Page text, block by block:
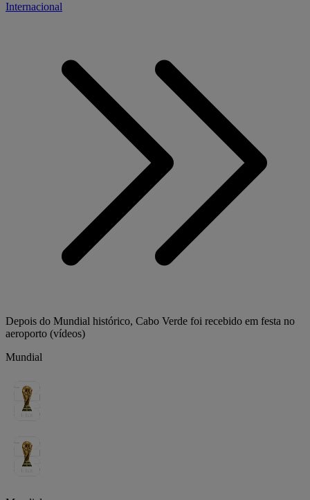
Internacional
Depois do Mundial histórico, Cabo Verde foi recebido em festa no
aeroporto (vídeos)
Mundial